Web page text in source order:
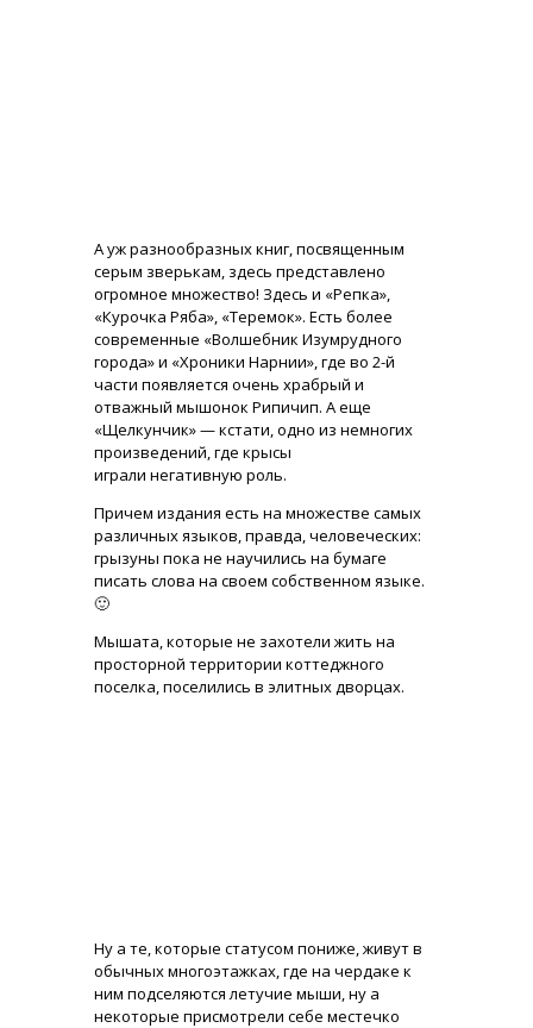
А уж разнообразных книг, посвященным
серым зверькам, здесь представлено
огромное множество! Здесь и «Репка»,
«Курочка Ряба», «Теремок». Есть более
современные «Волшебник Изумрудного
города» и «Хроники Нарнии», где во 2-й
части появляется очень храбрый и
отважный мышонок Рипичип. А еще
«Щелкунчик» — кстати, одно из немногих
произведений, где крысы
играли негативную роль.
Причем издания есть на множестве самых
различных языков, правда, человеческих:
грызуны пока не научились на бумаге
писать слова на своем собственном языке.
🙂
Мышата, которые не захотели жить на
просторной территории коттеджного
поселка, поселились в элитных дворцах.
Ну а те, которые статусом пониже, живут в
обычных многоэтажках, где на чердаке к
ним подселяются летучие мыши, ну а
некоторые присмотрели себе местечко